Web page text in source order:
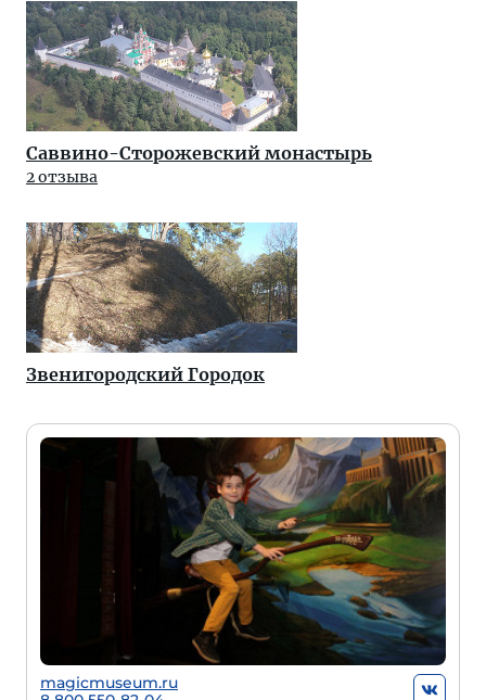
Саввино-Сторожевский монастырь
2 отзыва
Звенигородский Городок
magicmuseum.ru